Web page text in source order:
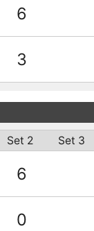
6
3
Set 2 Set 3
6
0